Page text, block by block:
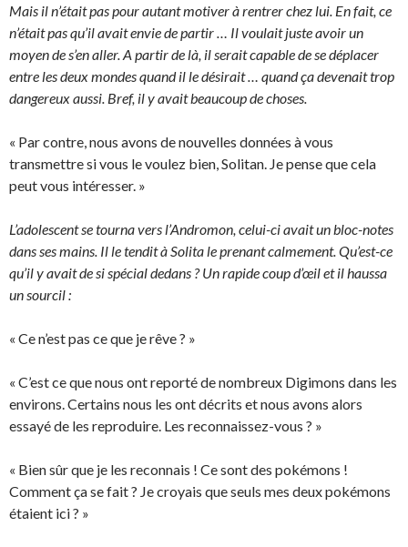
Mais il n’était pas pour autant motiver à rentrer chez lui. En fait, ce
n’était pas qu’il avait envie de partir … Il voulait juste avoir un
moyen de s’en aller. A partir de là, il serait capable de se déplacer
entre les deux mondes quand il le désirait … quand ça devenait trop
dangereux aussi. Bref, il y avait beaucoup de choses.
« Par contre, nous avons de nouvelles données à vous
transmettre si vous le voulez bien, Solitan. Je pense que cela
peut vous intéresser. »
L’adolescent se tourna vers l’Andromon, celui-ci avait un bloc-notes
dans ses mains. Il le tendit à Solita le prenant calmement. Qu’est-ce
qu’il y avait de si spécial dedans ? Un rapide coup d’œil et il haussa
un sourcil :
« Ce n’est pas ce que je rêve ? »
« C’est ce que nous ont reporté de nombreux Digimons dans les
environs. Certains nous les ont décrits et nous avons alors
essayé de les reproduire. Les reconnaissez-vous ? »
« Bien sûr que je les reconnais ! Ce sont des pokémons !
Comment ça se fait ? Je croyais que seuls mes deux pokémons
étaient ici ? »